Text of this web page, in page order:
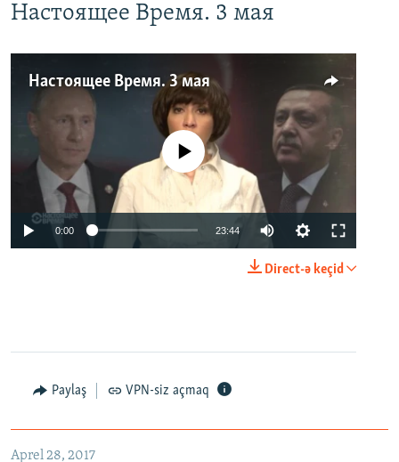
Настоящее Время. 3 мая
Настоящее Время. 3 мая
No media source currently available
0:00 23:44
Direct-ə keçid
Paylaş VPN-siz açmaq
Aprel 28, 2017